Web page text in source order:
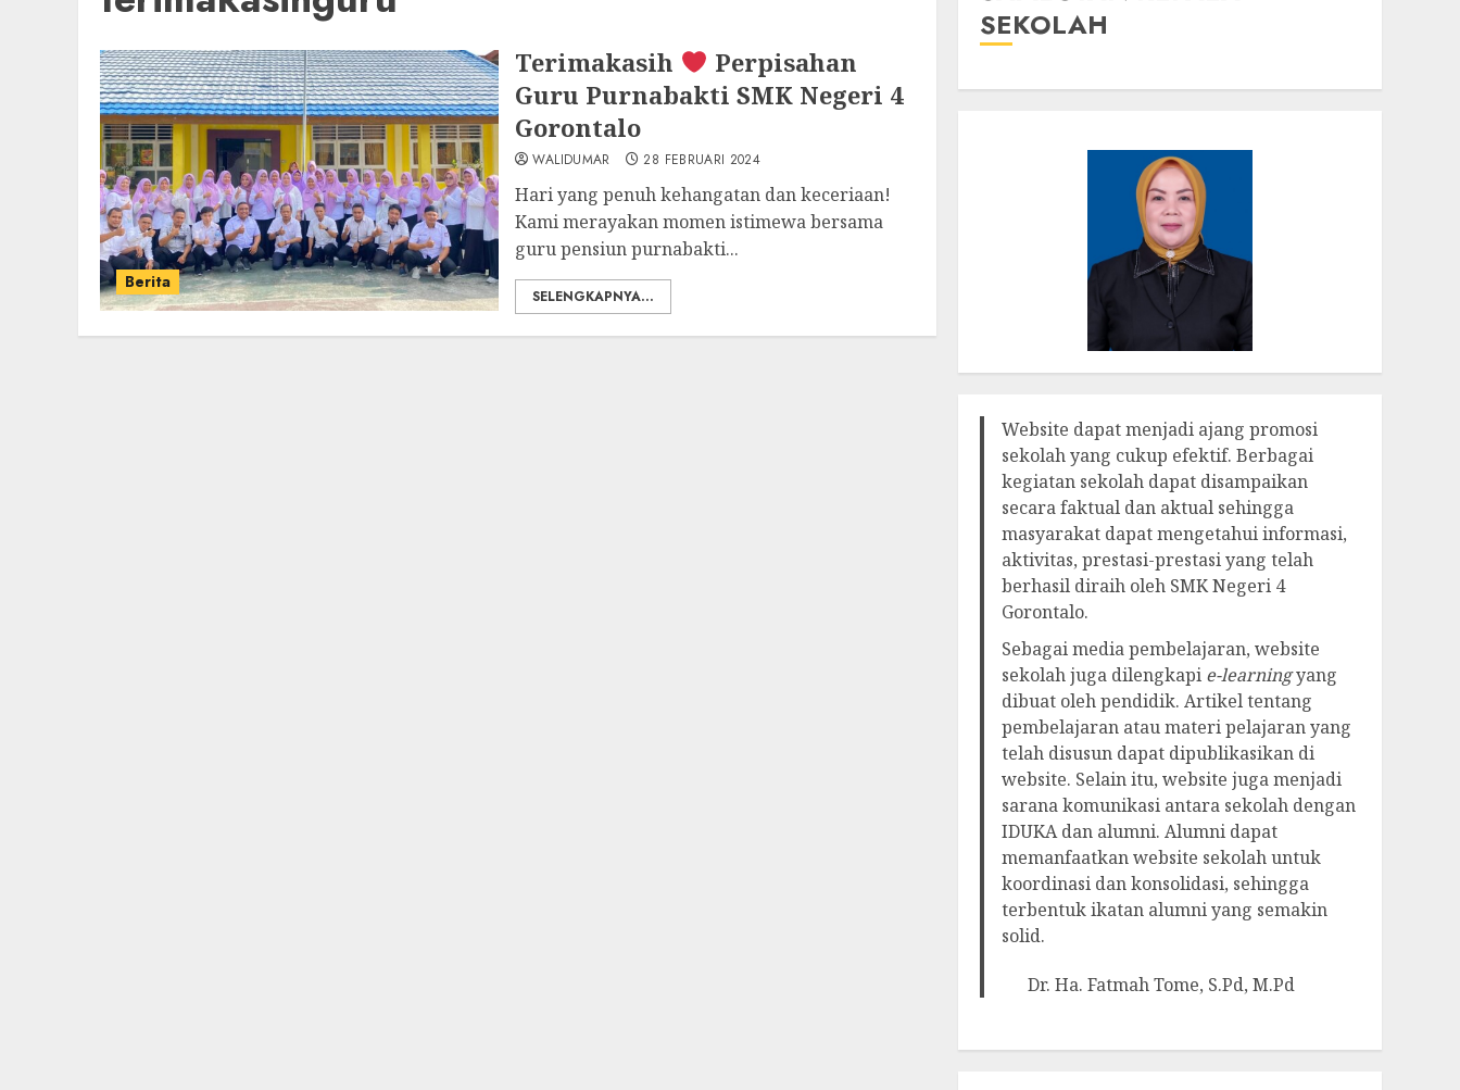
Berita
Terimakasih
Perpisahan
Guru Purnabakti SMK Negeri 4
Gorontalo
WALIDUMAR 28 FEBRUARI 2024
Hari yang penuh kehangatan dan keceriaan!
Kami merayakan momen istimewa bersama
guru pensiun purnabakti...
SELENGKAPNYA...
SEKOLAH
Website dapat menjadi ajang promosi
sekolah yang cukup efektif. Berbagai
kegiatan sekolah dapat disampaikan
secara faktual dan aktual sehingga
masyarakat dapat mengetahui informasi,
aktivitas, prestasi-prestasi yang telah
berhasil diraih oleh SMK Negeri 4
Gorontalo.
Sebagai media pembelajaran, website
sekolah juga dilengkapi e-learningyang
dibuat oleh pendidik. Artikel tentang
pembelajaran atau materi pelajaran yang
telah disusun dapat dipublikasikan di
website. Selain itu, website juga menjadi
sarana komunikasi antara sekolah dengan
IDUKA dan alumni. Alumni dapat
memanfaatkan website sekolah untuk
koordinasi dan konsolidasi, sehingga
terbentuk ikatan alumni yang semakin
solid.
Dr. Ha. Fatmah Tome, S.Pd, M.Pd